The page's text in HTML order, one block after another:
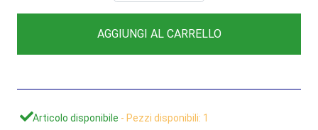
AGGIUNGI AL CARRELLO
Articolo disponibile - Pezzi disponibili: 1